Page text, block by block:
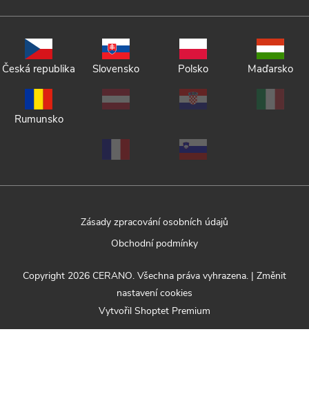
Česká republika Slovensko Polsko Maďarsko
Rumunsko
Zásady zpracování osobních údajů
Obchodní podmínky
Vytvořil Shoptet Premium
Copyright 2026 CERANO. Všechna práva vyhrazena. | Změnit
nastavení cookies